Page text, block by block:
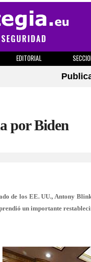
EDITORIAL
por Biden
de los EE. UU., Antony
un importante